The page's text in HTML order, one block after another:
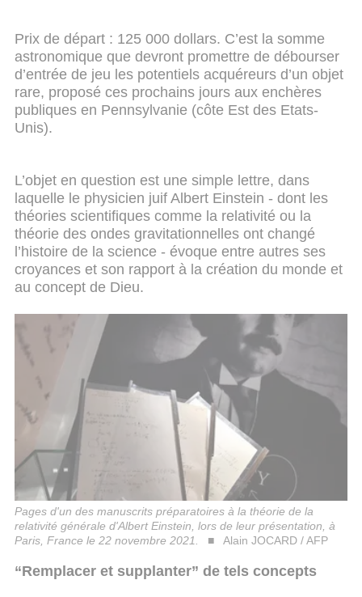
Prix de départ : 125 000 dollars. C’est la somme
astronomique que devront promettre de débourser
d’entrée de jeu les potentiels acquéreurs d’un objet
rare, proposé ces prochains jours aux enchères
publiques en Pennsylvanie (côte Est des Etats-
Unis).
L’objet en question est une simple lettre, dans
laquelle le physicien juif Albert Einstein - dont les
théories scientifiques comme la relativité ou la
théorie des ondes gravitationnelles ont changé
l’histoire de la science - évoque entre autres ses
croyances et son rapport à la création du monde et
au concept de Dieu.
Pages d'un des manuscrits préparatoires à la théorie de la
relativité générale d'Albert Einstein, lors de leur présentation, à
Paris, France le 22 novembre 2021.
Alain JOCARD / AFP
“Remplacer et supplanter” de tels concepts